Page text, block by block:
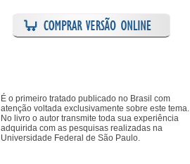
É o primeiro tratado publicado no Brasil com
atenção voltada exclusivamente sobre este tema.
No livro o autor transmite toda sua experiência
adquirida com as pesquisas realizadas na
Universidade Federal de São Paulo.